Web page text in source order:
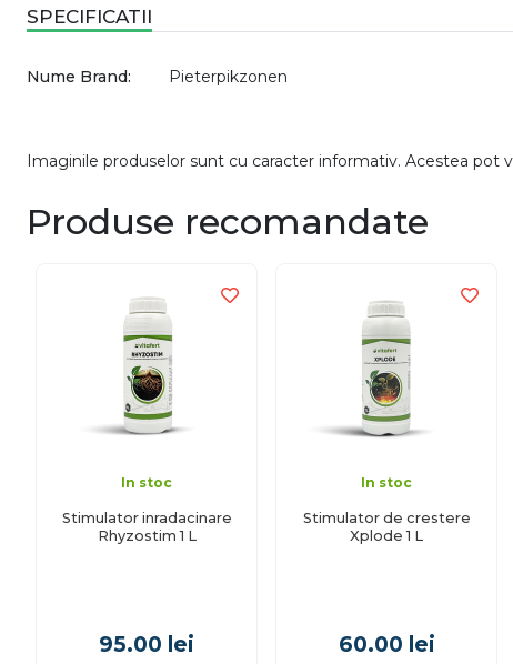
SPECIFICATII
Nume Brand: Pieterpikzonen
Imaginile produselor sunt cu caracter informativ. Acestea pot
Produse recomandate
In stoc
Stimulator inradacinare
Rhyzostim 1 L
95.00 lei
In stoc
Stimulator de crestere
Xplode 1 L
60.00 lei